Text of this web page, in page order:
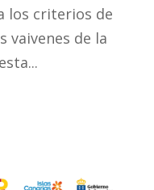
los criterios de
vaivenes de la